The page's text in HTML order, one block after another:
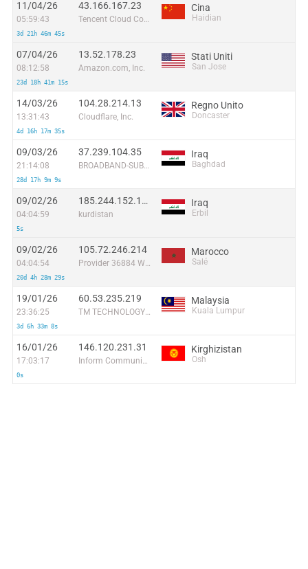
11/04/26
05:59:43
3d 21h 46m 45s
43.166.167.23
Tencent Cloud Computing (Beijing) Co
Cina
Haidian
07/04/26
08:12:58
23d 18h 41m 15s
13.52.178.23
Amazon.com, Inc.
Stati Uniti
San Jose
14/03/26
13:31:43
4d 16h 17m 35s
104.28.214.13
Cloudflare, Inc.
Regno Unito
Doncaster
09/03/26
21:14:08
28d 17h 9m 9s
37.239.104.35
BROADBAND-SUBSCRIBERS
Iraq
Baghdad
09/02/26
04:04:59
5s
185.244.152.112
kurdistan
Iraq
Erbil
09/02/26
04:04:54
20d 4h 28m 29s
105.72.246.214
Provider 36884 Wana Corporate
Marocco
Salé
19/01/26
23:36:25
3d 6h 33m 8s
60.53.235.219
TM TECHNOLOGY SERVICES SDN BHD
Malaysia
Kuala Lumpur
16/01/26
17:03:17
0s
146.120.231.31
Inform Communications Ltd.
Kirghizistan
Osh